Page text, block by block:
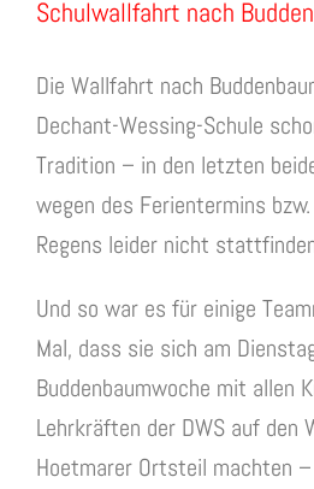
Schulwallfahrt nach
Die Wallfahrt nach
Dechant-Wessing-Schule
Tradition – in den letzten
wegen des Ferientermins
Regens leider nicht
Und so war es für einige
Mal, dass sie sich am
Buddenbaumwoche mit allen
Lehrkräften der DWS auf den
Hoetmarer Ortsteil machten